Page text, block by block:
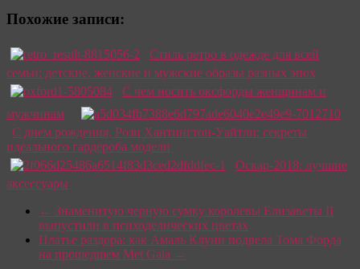
Похожие записи:
Стиль ретро в одежде для всей
семьи: детские, женские и мужские образы разных эпох
С чем носить оксфорды женщинам и
мужчинам
С днем рождения, Рози Хантингтон-Уайтли: секреты
идеального гардероба модели
Оскар-2018: лучшие
аксессуары
← Знаменитую черную сумку королевы Елизаветы II
выпустили в психоделических цветах
Платье раздора: как Амаль Клуни подвела Тома Форда
на прошедшем Met Gala →